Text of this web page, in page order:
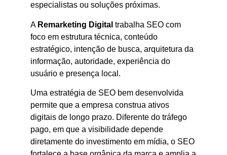
especialistas ou soluções próximas.
A Remarketing Digital trabalha SEO com
foco em estrutura técnica, conteúdo
estratégico, intenção de busca, arquitetura da
informação, autoridade, experiência do
usuário e presença local.
Uma estratégia de SEO bem desenvolvida
permite que a empresa construa ativos
digitais de longo prazo. Diferente do tráfego
pago, em que a visibilidade depende
diretamente do investimento em mídia, o SEO